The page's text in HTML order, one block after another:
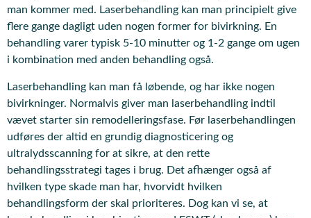
man kommer med. Laserbehandling kan man principielt give
flere gange dagligt uden nogen former for bivirkning. En
behandling varer typisk 5-10 minutter og 1-2 gange om ugen
i kombination med anden behandling også.
Laserbehandling kan man få løbende, og har ikke nogen
bivirkninger. Normalvis giver man laserbehandling indtil
vævet starter sin remodelleringsfase. Før laserbehandlingen
udføres der altid en grundig diagnosticering og
ultralydsscanning for at sikre, at den rette
behandlingsstrategi tages i brug. Det afhænger også af
hvilken type skade man har, hvorvidt hvilken
behandlingsform der skal prioriteres. Dog kan vi se, at